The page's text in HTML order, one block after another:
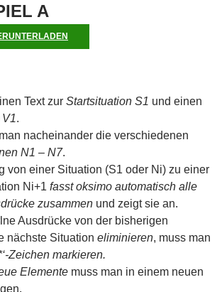
A
Text zur Startsituation S1 und einen
.
nacheinander die verschiedenen
N1 – N7.
von einer Situation (S1 oder Ni) zu einer
Ni+1 fasst oksimo automatisch alle
zusammen und zeigt sie an.
Ausdrücke von der bisherigen
nächste Situation eliminieren, muss man
Zeichen markieren.
Elemente muss man in einem neuen